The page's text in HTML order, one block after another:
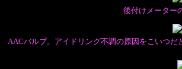
後付けメーター
AACバルブ。アイドリング不調の原因をこいつ